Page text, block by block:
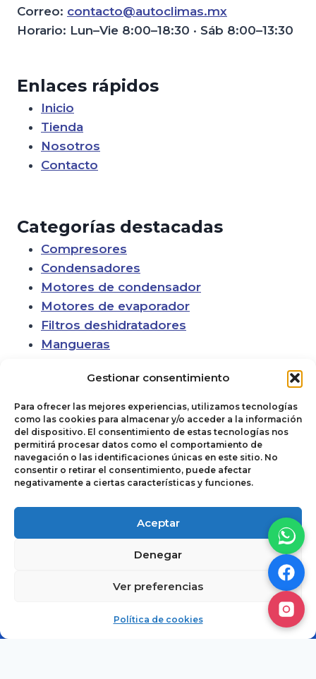
Gestionar consentimiento
Para ofrecer las mejores experiencias, utilizamos tecnologías
como las cookies para almacenar y/o acceder a la información
del dispositivo. El consentimiento de estas tecnologías nos
permitirá procesar datos como el comportamiento de
navegación o las identificaciones únicas en este sitio. No
consentir o retirar el consentimiento, puede afectar
negativamente a ciertas características y funciones.
Aceptar
Denegar
Ver preferencias
Política de cookies
Correo: contacto@autoclimas.mx
Horario: Lun–Vie 8:00–18:30 · Sáb 8:00–13:30
Enlaces rápidos
Inicio
Tienda
Nosotros
Contacto
Categorías destacadas
Compresores
Condensadores
Motores de condensador
Motores de evaporador
Filtros deshidratadores
Mangueras
Autoclimas del
Política de cookies
Términos y
Condiciones de Uso
Aviso de Privacidad
Cotizar